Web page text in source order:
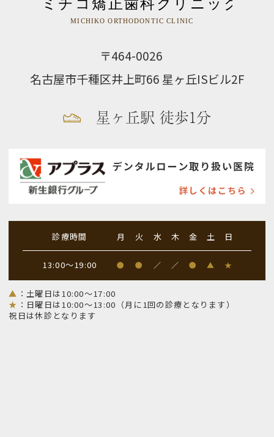
〒464-0026
名古屋市千種区井上町66 星ヶ丘ISビル2F
星ヶ丘駅 徒歩1分
診療時間 月 火 水 木 金 土 日
13:00～19:00 ● ● ／ ／ ● ▲ ★
▲ ：土曜日は10:00～17:00
★ ：日曜日は10:00～13:00（月に1回の診療となります）
祝日は休診となります